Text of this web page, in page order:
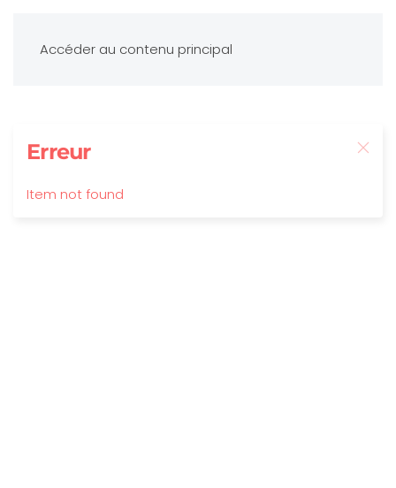
Accéder au contenu principal
Erreur
Item not found